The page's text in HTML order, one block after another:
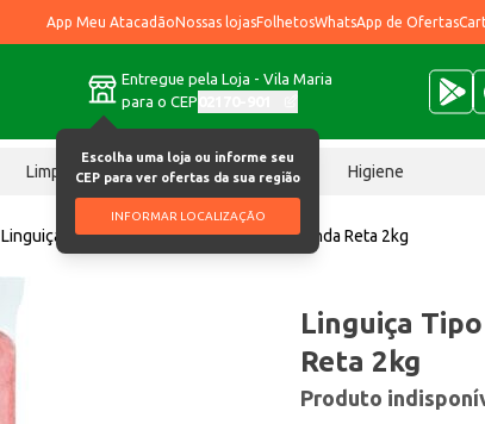
App Meu AtacadãoNossas lojasFolhetosWhatsApp de Ofertas
Entregue pela Loja - Vila Maria
para o CEP
Escolha uma loja ou informe seu
CEP para ver ofertas da sua região
INFORMAR LOCALIZAÇÃO
Limpeza Chocolates Higiene
Linguiça Linguiça Tipo Calabresa Da Fazenda Reta 2kg
Linguiça
Reta 2kg
Produto